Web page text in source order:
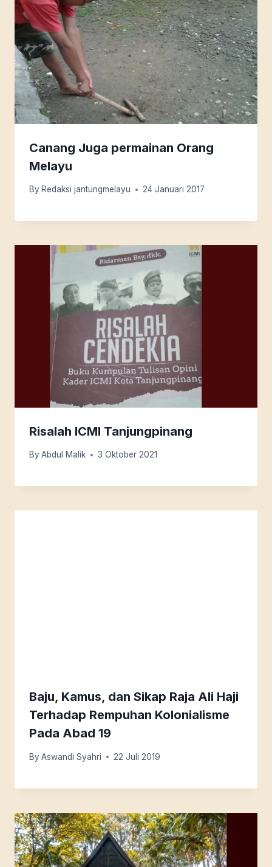
Canang Juga permainan Orang
Melayu
By Redaksi jantungmelayu 24 Januari 2017
Risalah ICMI Tanjungpinang
By Abdul Malik 3 Oktober 2021
Baju, Kamus, dan Sikap Raja Ali Haji
Terhadap Rempuhan Kolonialisme
Pada Abad 19
By Aswandi Syahri 22 Juli 2019